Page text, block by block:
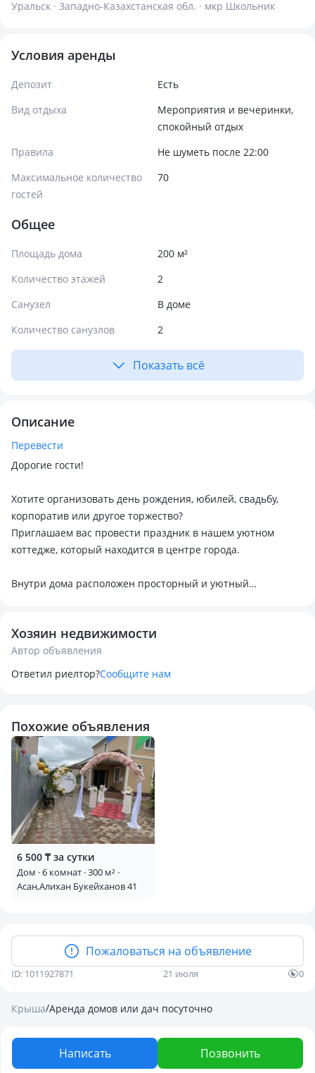
Уральск · Западно-Казахстанская обл. · мкр Школьник
Условия аренды
Депозит
Есть
Вид отдыха
Мероприятия и вечеринки,
спокойный отдых
Правила
Не шуметь после 22:00
Максимальное количество
гостей
70
Общее
Площадь дома
200 м²
Количество этажей
2
Санузел
В доме
Количество санузлов
2
Показать всё
Описание
Перевести
Дорогие гости!
Хотите организовать день рождения, юбилей, свадьбу,
корпоратив или другое торжество?
Приглашаем вас провести праздник в нашем уютном
коттедже, который находится в центре города.
Внутри дома расположен просторный и уютный
хотят остаться на ночь.
Стоимость банкета:
Садака:
5000 тг с человека
По вашему желанию наш профессиональный повар
возьмёт на себя все хлопоты по приготовлению блюд.
В меню входит:
2 горячих блюда на выбор
3 вида салатов
Для отдыха и развлечений:
мангал во дворе для приготовления шашлыков
зелёная лужайка для отдыха
музыкальные колонки и караоке
Хозяин недвижимости
Автор объявления
Ответил риелтор?Сообщите нам
Похожие объявления
6 500 ₸ за сутки
Дом · 6 комнат · 300 м² ·
Асан,Алихан Букейханов 41
Пожаловаться на объявление
ID: 1011927871 21 июля 0
Крыша/Аренда домов или дач посуточно
Написать Позвонить